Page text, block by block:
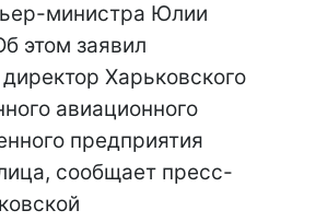
министра Юлии
этом заявил
Харьковского
авиационного
предприятия
сообщает пресс-